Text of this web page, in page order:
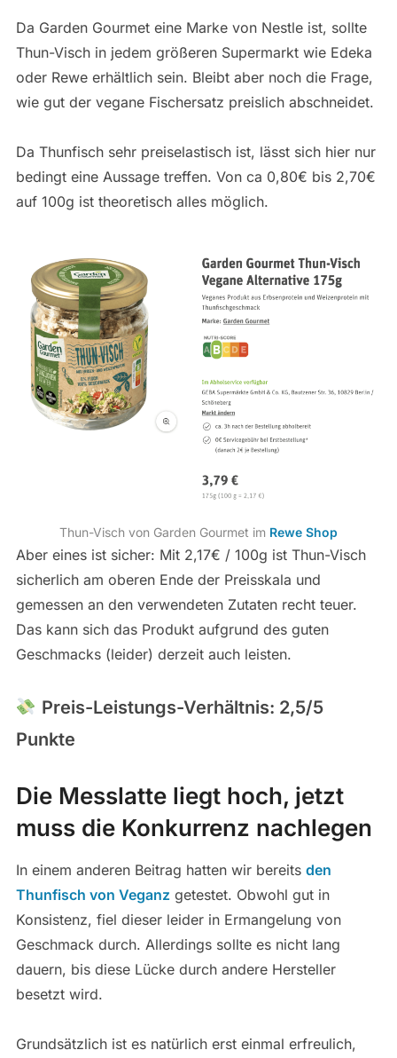
Da Garden Gourmet eine Marke von Nestle ist, sollte
Thun-Visch in jedem größeren Supermarkt wie Edeka
oder Rewe erhältlich sein. Bleibt aber noch die Frage,
wie gut der vegane Fischersatz preislich abschneidet.
Da Thunfisch sehr preiselastisch ist, lässt sich hier nur
bedingt eine Aussage treffen. Von ca 0,80€ bis 2,70€
auf 100g ist theoretisch alles möglich.
Thun-Visch von Garden Gourmet im Rewe Shop
Aber eines ist sicher: Mit 2,17€ / 100g ist Thun-Visch
sicherlich am oberen Ende der Preisskala und
gemessen an den verwendeten Zutaten recht teuer.
Das kann sich das Produkt aufgrund des guten
Geschmacks (leider) derzeit auch leisten.
Preis-Leistungs-Verhältnis: 2,5/5
Punkte
Die Messlatte liegt hoch, jetzt
muss die Konkurrenz nachlegen
In einem anderen Beitrag hatten wir bereits den
Thunfisch von Veganz getestet. Obwohl gut in
Konsistenz, fiel dieser leider in Ermangelung von
Geschmack durch. Allerdings sollte es nicht lang
dauern, bis diese Lücke durch andere Hersteller
besetzt wird.
Grundsätzlich ist es natürlich erst einmal erfreulich,